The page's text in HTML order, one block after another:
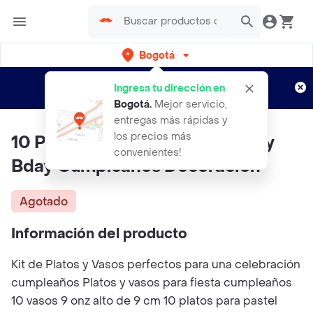
Bogotá
Ingresa tu dirección en
Bogotá. Mejor servicio,
entregas más rápidas y
los precios más
convenientes!
envíos gratis por semanas
Aplican TyC
10 Platos 10 Vasos Fiesta Happy
Bday Cumpleaños Decoracion
Agotado
Información del producto
Kit de Platos y Vasos perfectos para una celebración
cumpleaños Platos y vasos para fiesta cumpleaños
10 vasos 9 onz alto de 9 cm 10 platos para pastel